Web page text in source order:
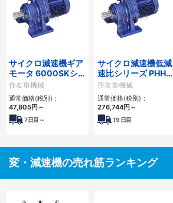
サイクロ減速機ギア
モータ 6000SKシ
リーズ
住友重機械
通常価格(税別)：
47,805円～
7日目～
サイクロ減速機低減
速比シリーズ PHHM
形
住友重機械
通常価格(税別)：
276,744円～
19 日目
変・減速機の売れ筋ランキング